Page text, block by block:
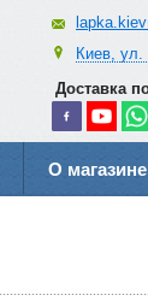
Киев, ул.
Доставка
О магазине